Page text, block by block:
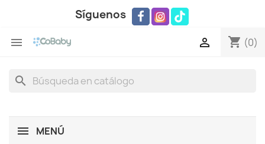
Síguenos
 shopping_cart (0)

search
MENÚ